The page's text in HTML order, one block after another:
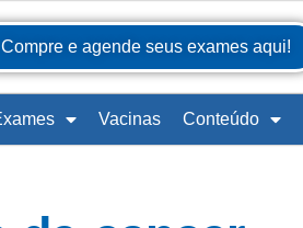
Compre e agende seus exames aqui!
Vacinas Conteúdo